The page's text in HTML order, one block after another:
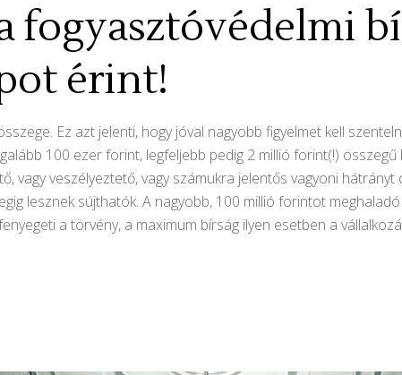
fogyasztóvédelmi
érint!
Ez azt jelenti, hogy jóval nagyobb figyelmet kell
100 ezer forint, legfeljebb pedig 2 millió forint(!)
vagy veszélyeztető, vagy számukra jelentős vagyoni
lesznek sújthatók. A nagyobb, 100 millió forintot
a törvény, a maximum bírság ilyen esetben a